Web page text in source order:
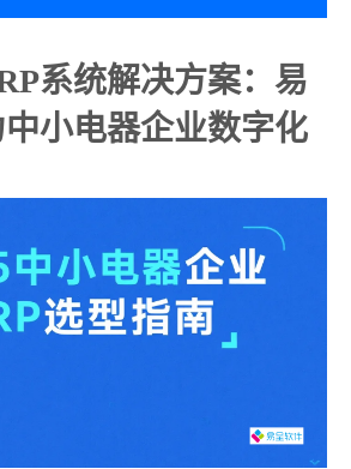
系统解决方案：易
小电器企业数字化